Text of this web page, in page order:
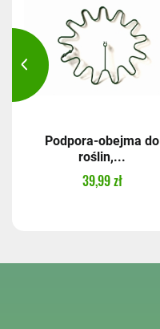
Podpora-obejma do
roślin,...
39,99 zł